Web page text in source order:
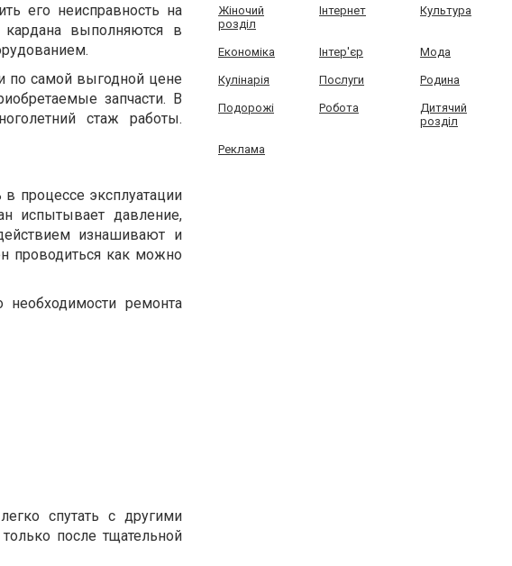
его неисправность на
выполняются в
по самой выгодной цене
запчасти. В
стаж работы.
процессе эксплуатации
испытывает давление,
изнашивают и
проводиться как можно
ремонта
спутать с другими
после тщательной
Жіночий
розділ
Інтернет Культура
Економіка Інтер'єр Мода
Кулінарія Послуги Родина
Подорожі Робота
Дитячий
розділ
Реклама